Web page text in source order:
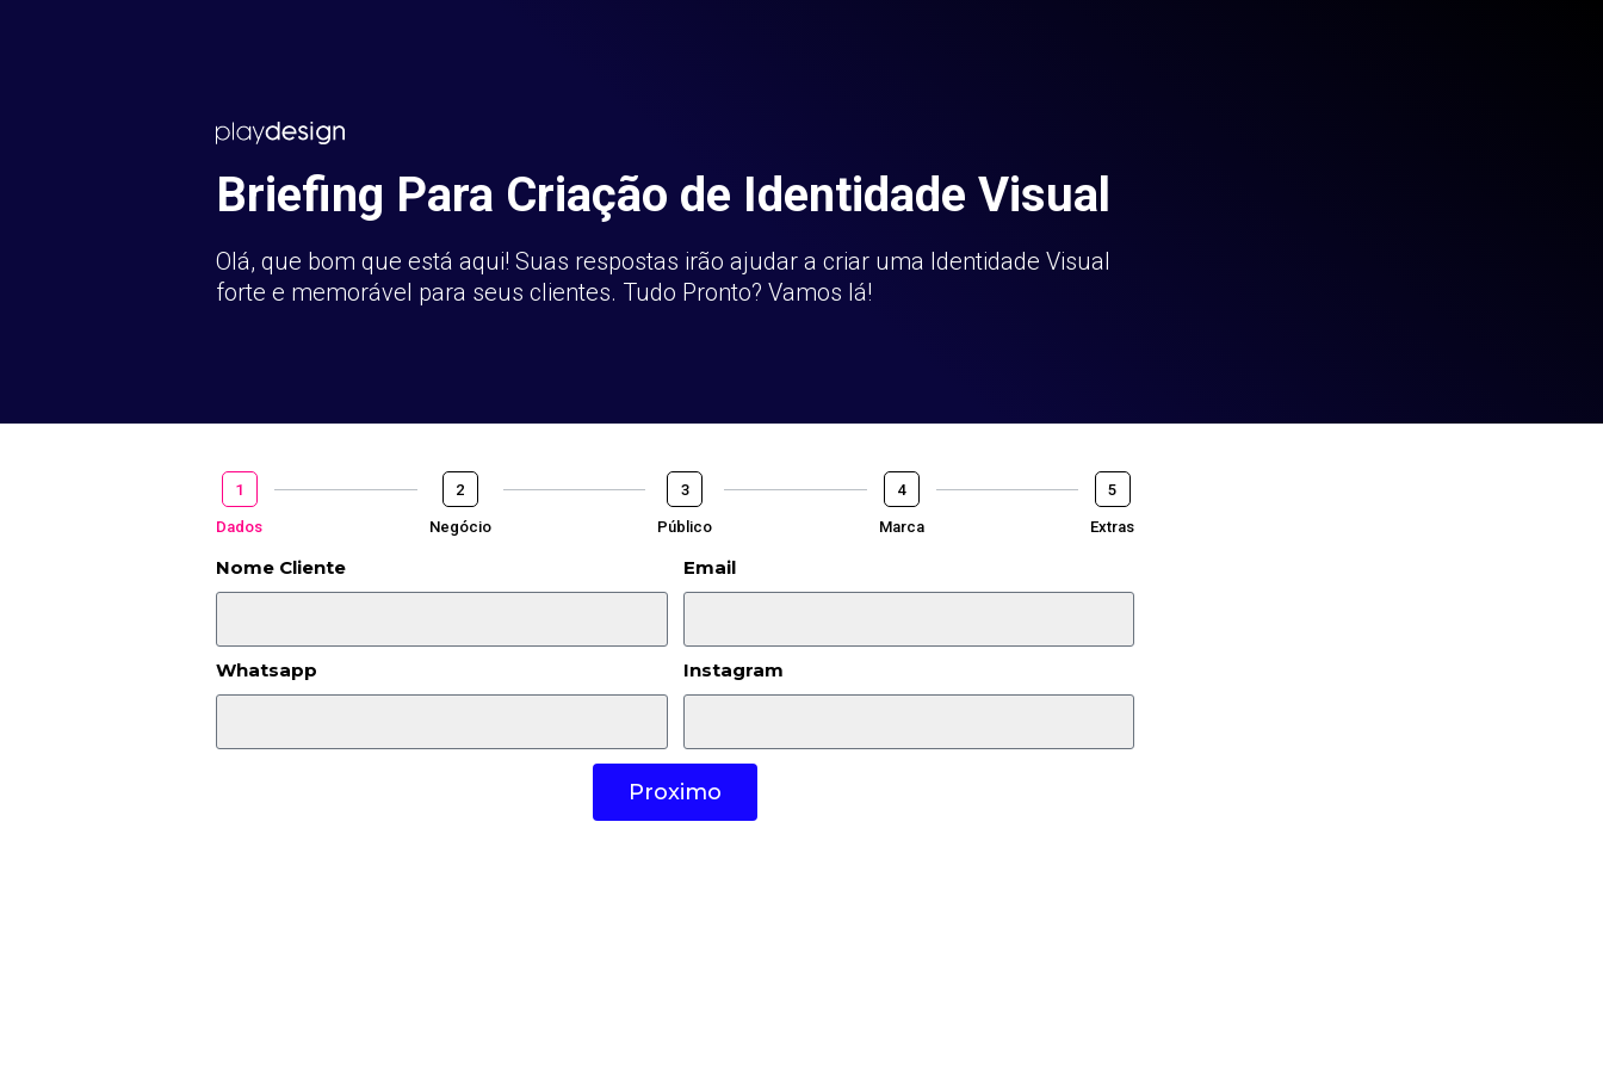
Briefing Para Criação de Identidade Visual
Olá, que bom que está aqui! Suas respostas irão ajudar a criar uma Identidade Visual
forte e memorável para seus clientes. Tudo Pronto? Vamos lá!
1
Dados
2
Negócio
3
Público
4
Marca
5
Extras
Nome Cliente Email
Whatsapp Instagram
Proximo